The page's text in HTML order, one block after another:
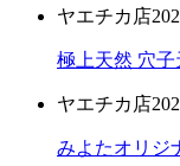
ヤエチカ店
極上天然 穴子
ヤエチカ店
みよたオリジ